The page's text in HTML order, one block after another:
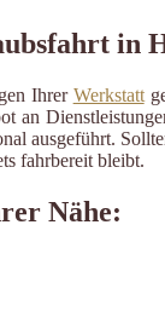
in
Ihrer Werkstatt
an
ausgeführt.
fahrbereit bleibt.
Nähe: